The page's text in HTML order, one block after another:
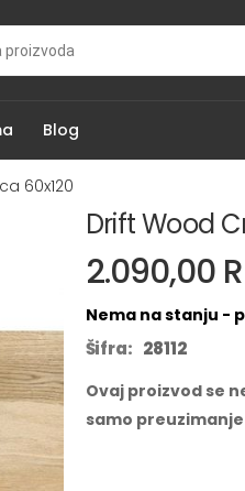
Blog
60x120
Drift Wood
2.090,00
Nema na stanju -
Šifra: 28112
Ovaj proizvod se
samo